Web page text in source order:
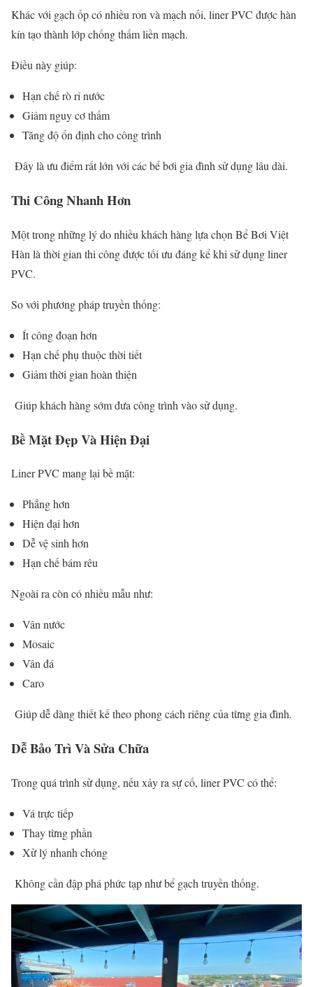
Khác với gạch ốp có nhiều ron và mạch nối, liner PVC được hàn
kín tạo thành lớp chống thấm liền mạch.
Điều này giúp:
Hạn chế rò rỉ nước
Giảm nguy cơ thấm
Tăng độ ổn định cho công trình
Đây là ưu điểm rất lớn với các bể bơi gia đình sử dụng lâu dài.
Thi Công Nhanh Hơn
Một trong những lý do nhiều khách hàng lựa chọn Bể Bơi Việt
Hàn là thời gian thi công được tối ưu đáng kể khi sử dụng liner
PVC.
So với phương pháp truyền thống:
Ít công đoạn hơn
Hạn chế phụ thuộc thời tiết
Giảm thời gian hoàn thiện
Giúp khách hàng sớm đưa công trình vào sử dụng.
Bề Mặt Đẹp Và Hiện Đại
Liner PVC mang lại bề mặt:
Phẳng hơn
Hiện đại hơn
Dễ vệ sinh hơn
Hạn chế bám rêu
Ngoài ra còn có nhiều mẫu như:
Vân nước
Mosaic
Vân đá
Caro
Giúp dễ dàng thiết kế theo phong cách riêng của từng gia đình.
Dễ Bảo Trì Và Sửa Chữa
Trong quá trình sử dụng, nếu xảy ra sự cố, liner PVC có thể:
Vá trực tiếp
Thay từng phần
Xử lý nhanh chóng
Không cần đập phá phức tạp như bể gạch truyền thống.